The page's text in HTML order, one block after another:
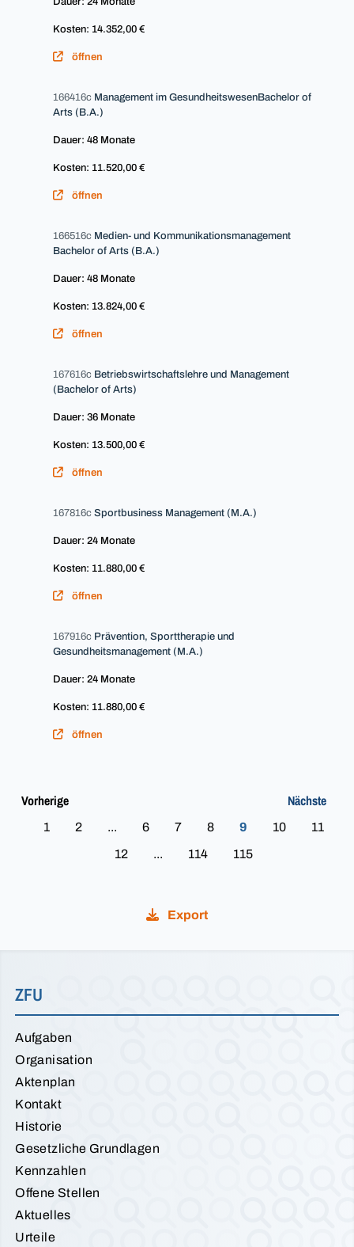
Kosten: 14.352,00 €
öffnen
166416c Management im GesundheitswesenBachelor of
Arts (B.A.)
Dauer: 48 Monate
Kosten: 11.520,00 €
öffnen
166516c Medien- und Kommunikationsmanagement
Bachelor of Arts (B.A.)
Dauer: 48 Monate
Kosten: 13.824,00 €
öffnen
167616c Betriebswirtschaftslehre und Management
(Bachelor of Arts)
Dauer: 36 Monate
Kosten: 13.500,00 €
öffnen
167816c Sportbusiness Management (M.A.)
Dauer: 24 Monate
Kosten: 11.880,00 €
öffnen
167916c Prävention, Sporttherapie und
Gesundheitsmanagement (M.A.)
Dauer: 24 Monate
Kosten: 11.880,00 €
öffnen
Vorherige
1 2 ... 6 7 8 9 10
11
12
... 114 115
Nächste
Export
ZFU
Aufgaben
Organisation
Aktenplan
Kontakt
Historie
Gesetzliche Grundlagen
Kennzahlen
Offene Stellen
Aktuelles
Urteile